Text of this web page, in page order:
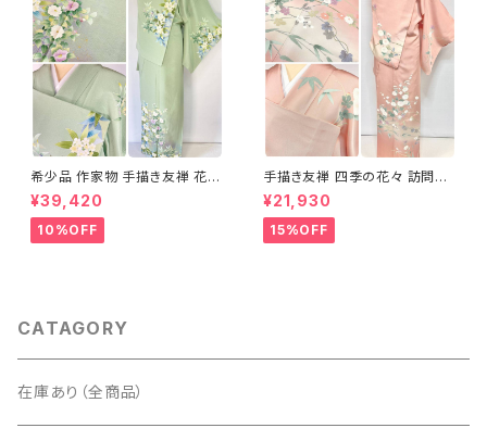
希少品 作家物 手描き友禅 花鳥
文 椿 沈丁花 訪問着 正絹 袷 黄
緑 青 白 1418
¥39,420
10%OFF
手描き友禅 四季の花々 訪問着
袷 正絹 サーモンピンク クリー
ム 白 桃花色 1434
¥21,930
15%OFF
CATAGORY
在庫あり（全商品）